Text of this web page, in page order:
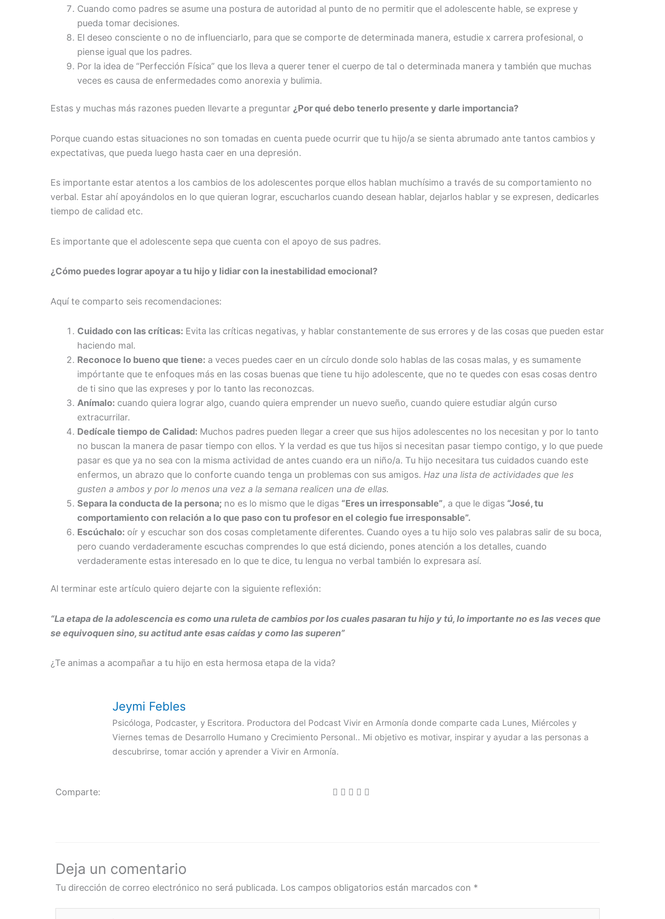
Cuando como padres se asume una postura de autoridad al punto de no permitir que el adolescente hable, se exprese y
pueda tomar decisiones.
El deseo consciente o no de influenciarlo, para que se comporte de determinada manera, estudie x carrera profesional, o
piense igual que los padres.
Por la idea de “Perfección Física” que los lleva a querer tener el cuerpo de tal o determinada manera y también que muchas
veces es causa de enfermedades como anorexia y bulimia.
Estas y muchas más razones pueden llevarte a preguntar ¿Por qué debo tenerlo presente y darle importancia?
Porque cuando estas situaciones no son tomadas en cuenta puede ocurrir que tu hijo/a se sienta abrumado ante tantos cambios y
expectativas, que pueda luego hasta caer en una depresión.
Es importante estar atentos a los cambios de los adolescentes porque ellos hablan muchísimo a través de su comportamiento no
verbal. Estar ahí apoyándolos en lo que quieran lograr, escucharlos cuando desean hablar, dejarlos hablar y se expresen, dedicarles
tiempo de calidad etc.
Es importante que el adolescente sepa que cuenta con el apoyo de sus padres.
¿Cómo puedes lograr apoyar a tu hijo y lidiar con la inestabilidad emocional?
Aquí te comparto seis recomendaciones:
Cuidado con las críticas: Evita las críticas negativas, y hablar constantemente de sus errores y de las cosas que pueden estar
haciendo mal.
Reconoce lo bueno que tiene: a veces puedes caer en un círculo donde solo hablas de las cosas malas, y es sumamente
impórtante que te enfoques más en las cosas buenas que tiene tu hijo adolescente, que no te quedes con esas cosas dentro
de ti sino que las expreses y por lo tanto las reconozcas.
Anímalo: cuando quiera lograr algo, cuando quiera emprender un nuevo sueño, cuando quiere estudiar algún curso
extracurrilar.
Dedícale tiempo de Calidad: Muchos padres pueden llegar a creer que sus hijos adolescentes no los necesitan y por lo tanto
no buscan la manera de pasar tiempo con ellos. Y la verdad es que tus hijos si necesitan pasar tiempo contigo, y lo que puede
pasar es que ya no sea con la misma actividad de antes cuando era un niño/a. Tu hijo necesitara tus cuidados cuando este
enfermos, un abrazo que lo conforte cuando tenga un problemas con sus amigos. Haz una lista de actividades que les
gusten a ambos y por lo menos una vez a la semana realicen una de ellas.
Separa la conducta de la persona; no es lo mismo que le digas “Eres un irresponsable”, a que le digas “José, tu
comportamiento con relación a lo que paso con tu profesor en el colegio fue irresponsable”.
Escúchalo: oír y escuchar son dos cosas completamente diferentes. Cuando oyes a tu hijo solo ves palabras salir de su boca,
pero cuando verdaderamente escuchas comprendes lo que está diciendo, pones atención a los detalles, cuando
verdaderamente estas interesado en lo que te dice, tu lengua no verbal también lo expresara así.
Al terminar este artículo quiero dejarte con la siguiente reflexión:
“La etapa de la adolescencia es como una ruleta de cambios por los cuales pasaran tu hijo y tú, lo importante no es las veces que
se equivoquen sino, su actitud ante esas caídas y como las superen”
¿Te animas a acompañar a tu hijo en esta hermosa etapa de la vida?
Jeymi Febles
Psicóloga, Podcaster, y Escritora. Productora del Podcast Vivir en Armonía donde comparte cada Lunes, Miércoles y
Viernes temas de Desarrollo Humano y Crecimiento Personal.. Mi objetivo es motivar, inspirar y ayudar a las personas a
descubrirse, tomar acción y aprender a Vivir en Armonía.
Comparte:
Deja un comentario
Tu dirección de correo electrónico no será publicada. Los campos obligatorios están marcados con *